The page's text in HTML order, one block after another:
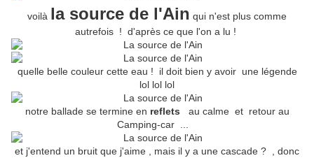
voilà la source de l'Ain qui n'est plus comme
autrefois ! d'après ce que l'on a lu !
quelle belle couleur cette eau ! il doit bien y avoir une légende
lol lol lol
notre ballade se termine en reflets au calme et retour au
Camping-car ...
et j'entend un bruit que j'aime , mais il y a une cascade ? , donc